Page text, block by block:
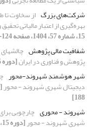
شرکت‌های بزرگ از سخاوت
بهره‌گیری از اعتبار مالیاتی
15، شماره 57، 1404، صفحه 124-150]
شفافیت مالی پژوهش
پژوهش و فناوری در ایران[دوره 15، شماره 56، 1404، صفحه 130-155]
شهر هوشمندِ شهروند-محور
دیجیتال شهری شهروند - محور
188]
شهروند - محوری چارچوبی
شهری شهروند - محور[دوره 15، شماره 55، 1404، صفحه 148-188]